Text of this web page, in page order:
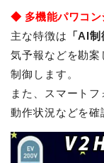
◆ 多機能パワコン
主な特徴は 「AI制
気予報などを勘
制御します。
また、スマート
動作状況などを確